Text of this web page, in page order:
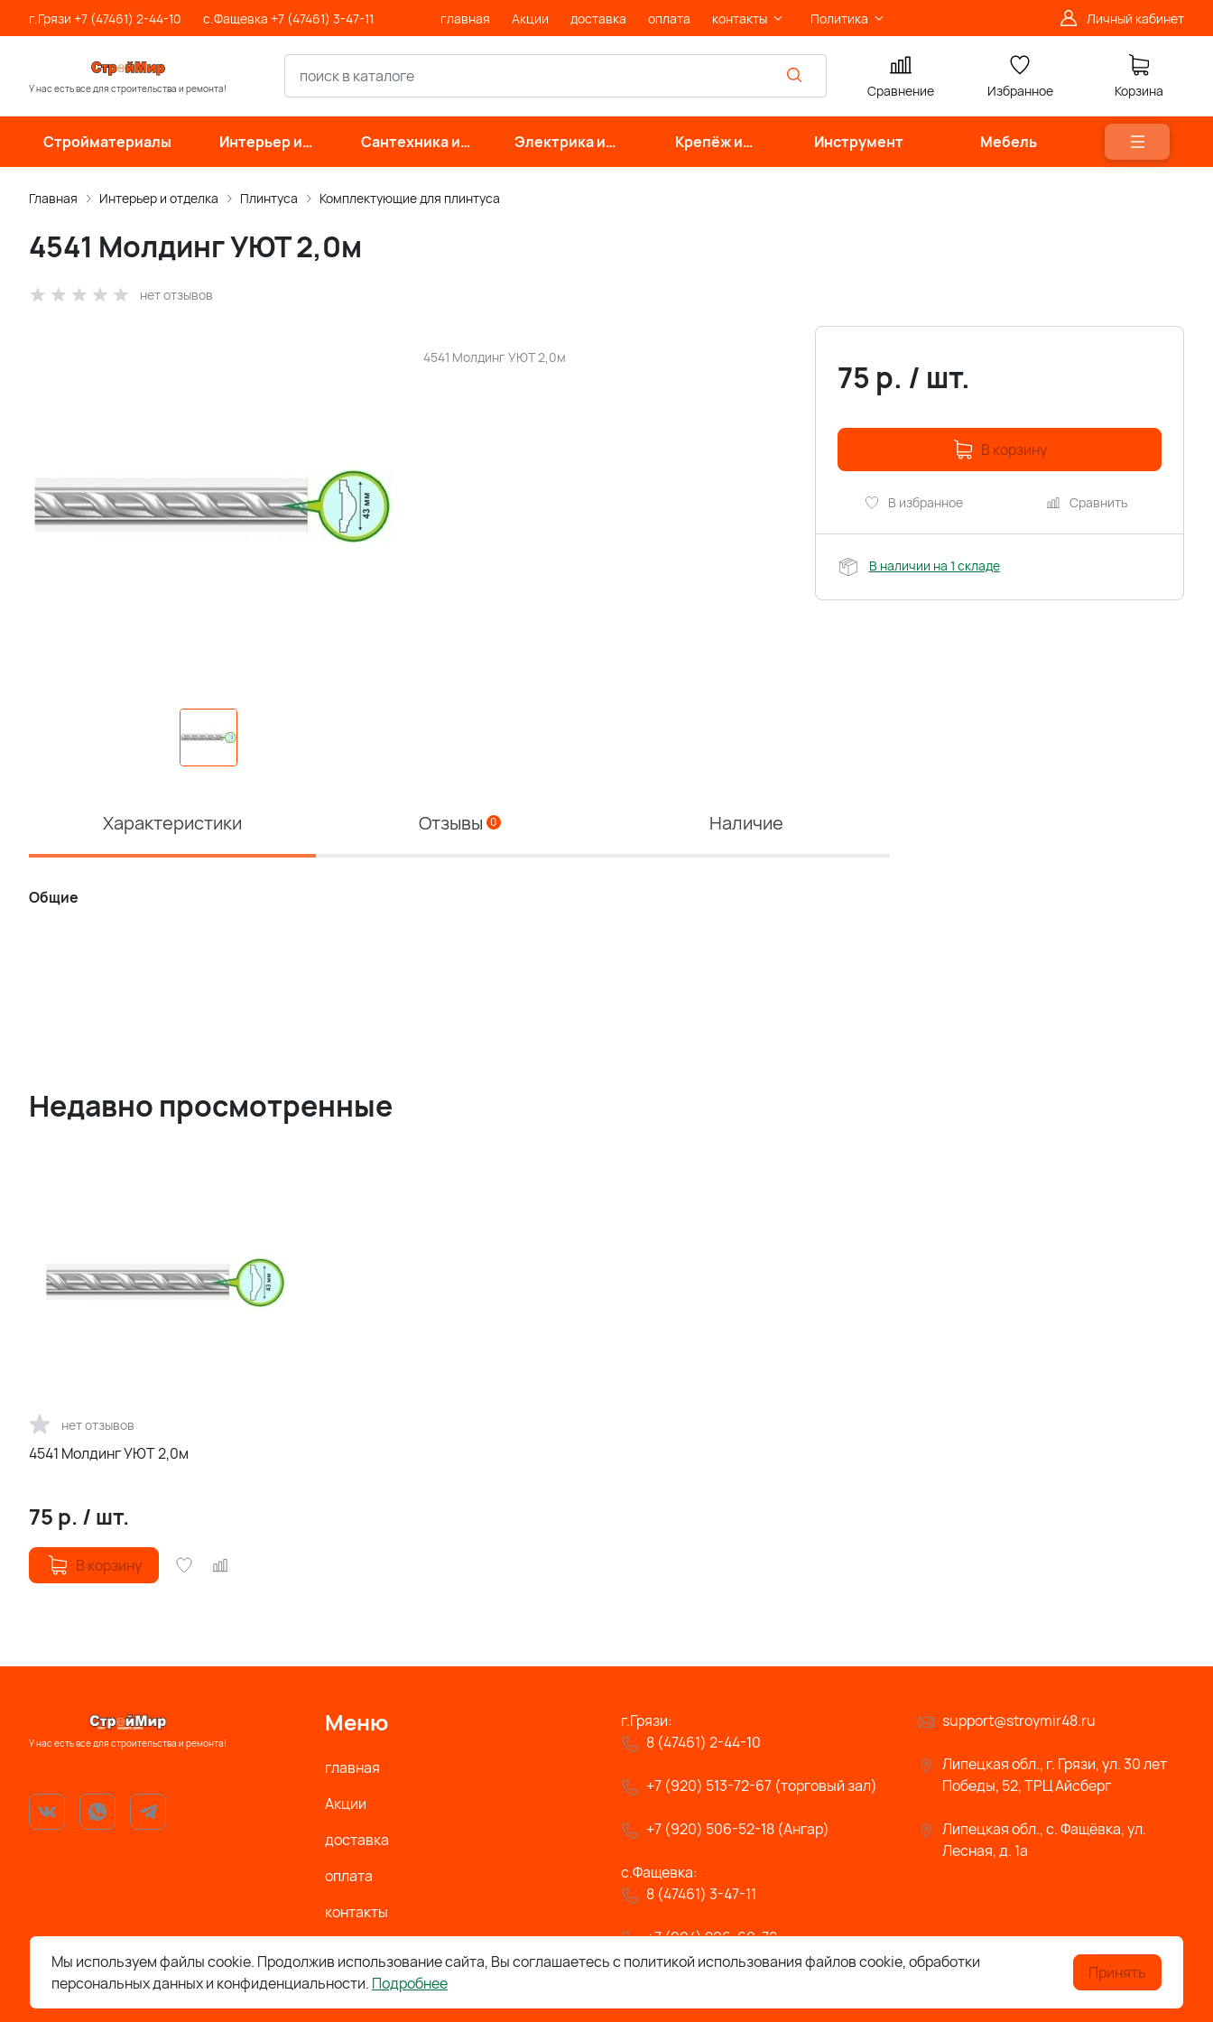
г.Грязи +7 (47461) 2-44-10 с.Фащевка +7 (47461) 3-47-11 главная Акции доставка оплата контакты Политика Личный кабинет
У нас есть все для строительства и ремонта! Сравнение Избранное Корзина
Стройматериалы
Интерьер и
отделка
Сантехника и
инженерные
Электрика и
свет
Крепёж и
фурнитура
Инструмент Мебель
Главная Интерьер и отделка Плинтуса Комплектующие для плинтуса
4541 Молдинг УЮТ 2,0м
нет отзывов
4541 Молдинг УЮТ 2,0м
75 р. / шт.
В корзину
В избранное Сравнить
В наличии на 1 складе
Характеристики Отзывы 0 Наличие
Общие
Недавно просмотренные
нет отзывов
4541 Молдинг УЮТ 2,0м
75 р. / шт.
В корзину
У нас есть все для строительства и ремонта!
support@stroymir48.ru
Липецкая обл., г. Грязи, ул. 30 лет
Победы, 52, ТРЦ Айсберг
Липецкая обл., с. Фащёвка, ул.
Лесная, д. 1а
Меню
главная
Акции
доставка
оплата
контакты
г.Грязи:
8 (47461) 2-44-10
+7 (920) 513-72-67 (торговый зал)
+7 (920) 506-52-18 (Ангар)
с.Фащевка:
8 (47461) 3-47-11
+7 (904) 296-69-72
Мы используем файлы cookie. Продолжив использование сайта, Вы соглашаетесь с политикой использования файлов cookie, обработки
персональных данных и конфиденциальности. Подробнее
Принять